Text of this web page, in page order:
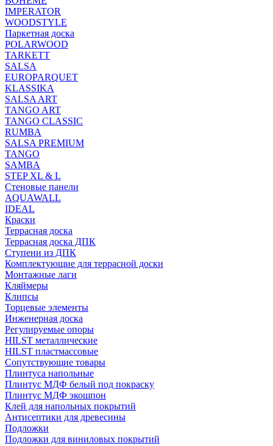
IMPERATOR
WOODSTYLE
Паркетная доска
POLARWOOD
TARKETT
SALSA
EUROPARQUET
KLASSIKA
SALSA ART
TANGO ART
TANGO CLASSIC
RUMBA
SALSA PREMIUM
TANGO
SAMBA
STEP XL & L
Стеновые панели
AQUAWALL
IDEAL
Краски
Террасная доска
Террасная доска ДПК
Ступени из ДПК
Комплектующие для террасной доски
Монтажные лаги
Кляймеры
Клипсы
Торцевые элементы
Инженерная доска
Регулируемые опоры
HILST металлические
HILST пластмассовые
Сопутствующие товары
Плинтуса напольные
Плинтус МДФ белый под покраску
Плинтус МДФ экошпон
Клей для напольных покрытий
Антисептики для древесины
Подложки
Подложки для виниловых покрытий